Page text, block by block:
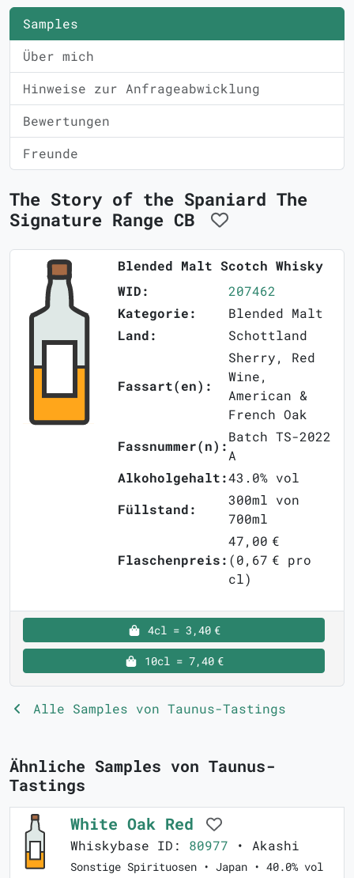
Samples
Über mich
Hinweise zur Anfrageabwicklung
Bewertungen
Freunde
The Story of the Spaniard The
Signature Range CB
Blended Malt Scotch Whisky
WID:
207462
Kategorie:
Blended Malt
Land:
Schottland
Fassart(en):
Sherry, Red
Wine,
American &
French Oak
Fassnummer(n):
Batch TS-2022
A
Alkoholgehalt:43.0% vol
Füllstand:
300ml von
700ml
Flaschenpreis:
47,00 €
(0,67 € pro
cl)
4cl = 3,40 €
10cl = 7,40 €
Alle Samples von Taunus-Tastings
Ähnliche Samples von Taunus-
Tastings
White Oak Red
Whiskybase ID: 80977 • Akashi
Sonstige Spirituosen • Japan • 40.0% vol